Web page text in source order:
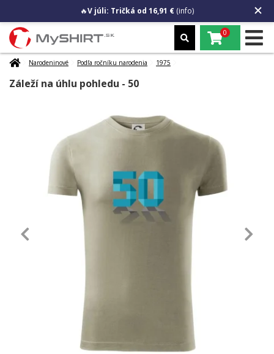
🔥V júli: Tričká od 16,91 € (info)
0
Narodeninové Podľa ročníku narodenia 1975
Záleží na úhlu pohledu - 50